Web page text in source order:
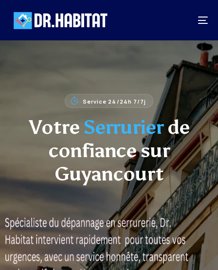
Service 24/24h 7/7j
Votre Serrurier de
confiance sur
Guyancourt